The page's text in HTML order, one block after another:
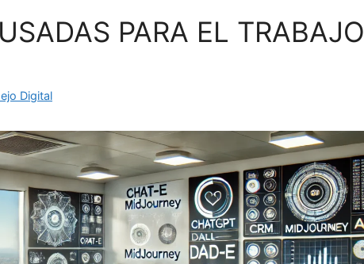
PARA EL TRABAJO
Digital